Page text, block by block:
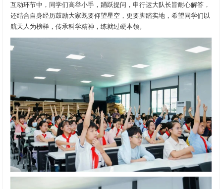
互动环节中，同学们高举小手，踊跃提问，申行运大队长皆耐心解答，
还结合自身经历鼓励大家既要仰望星空，更要脚踏实地，希望同学们以
航天人为榜样，传承科学精神，练就过硬本领。